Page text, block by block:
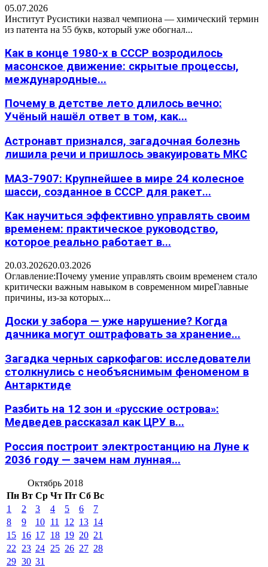
05.07.2026
Институт Русистики назвал чемпиона — химический термин
из патента на 55 букв, который уже обогнал...
Как в конце 1980-х в СССР возродилось
масонское движение: скрытые процессы,
международные...
Почему в детстве лето длилось вечно:
Учёный нашёл ответ в том, как...
Астронавт признался, загадочная болезнь
лишила речи и пришлось эвакуировать МКС
МАЗ-7907: Крупнейшее в мире 24 колесное
шасси, созданное в СССР для ракет...
Как научиться эффективно управлять своим
временем: практическое руководство,
которое реально работает в...
20.03.202620.03.2026
Оглавление:Почему умение управлять своим временем стало
критически важным навыком в современном миреГлавные
причины, из-за которых...
Доски у забора — уже нарушение? Когда
дачника могут оштрафовать за хранение...
Загадка черных саркофагов: исследователи
столкнулись с необъяснимым феноменом в
Антарктиде
Разбить на 12 зон и «русские острова»:
Медведев рассказал как ЦРУ в...
Россия построит электростанцию на Луне к
2036 году — зачем нам лунная...
Октябрь 2018
Пн Вт Ср Чт Пт Сб Вс
1
2 3 4 5 6
7
8
9 10 11 12 13 14
15 16 17 18 19 20 21
22
23 24 25 26 27 28
29 30 31